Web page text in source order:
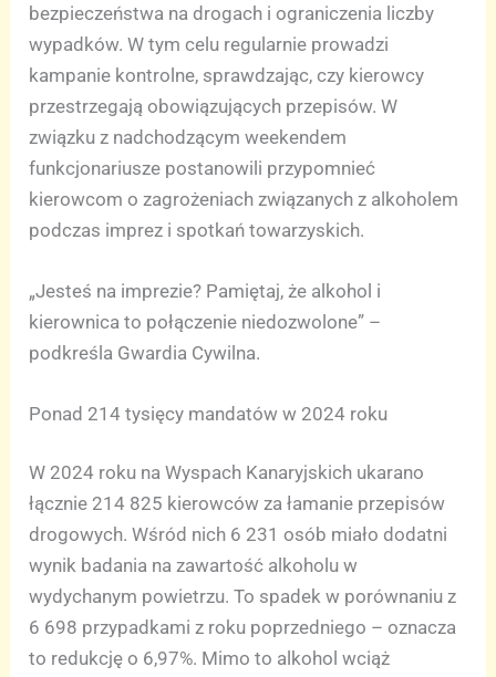
bezpieczeństwa na drogach i ograniczenia liczby
wypadków. W tym celu regularnie prowadzi
kampanie kontrolne, sprawdzając, czy kierowcy
przestrzegają obowiązujących przepisów. W
związku z nadchodzącym weekendem
funkcjonariusze postanowili przypomnieć
kierowcom o zagrożeniach związanych z alkoholem
podczas imprez i spotkań towarzyskich.
„Jesteś na imprezie? Pamiętaj, że alkohol i
kierownica to połączenie niedozwolone” –
podkreśla Gwardia Cywilna.
Ponad 214 tysięcy mandatów w 2024 roku
W 2024 roku na Wyspach Kanaryjskich ukarano
łącznie 214 825 kierowców za łamanie przepisów
drogowych. Wśród nich 6 231 osób miało dodatni
wynik badania na zawartość alkoholu w
wydychanym powietrzu. To spadek w porównaniu z
6 698 przypadkami z roku poprzedniego – oznacza
to redukcję o 6,97%. Mimo to alkohol wciąż